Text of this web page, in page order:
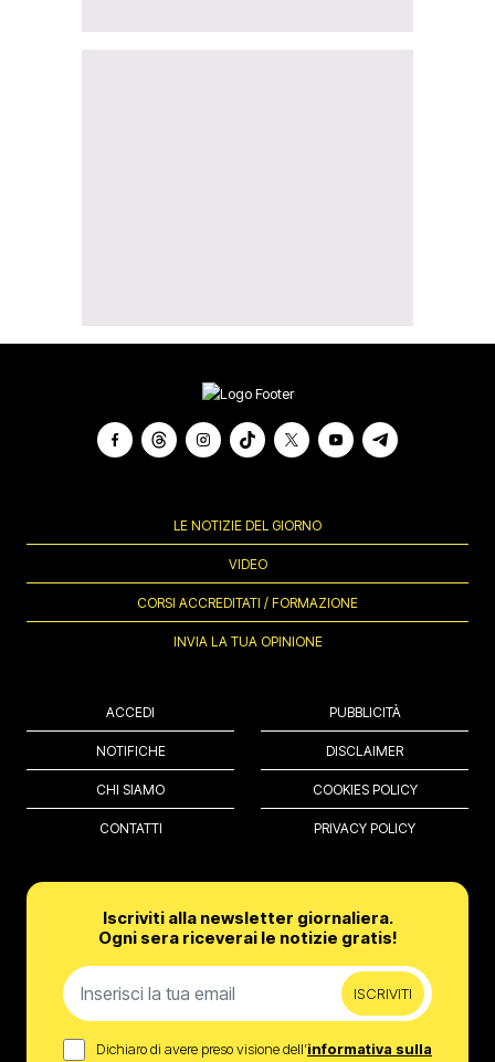
LE NOTIZIE DEL GIORNO
VIDEO
CORSI ACCREDITATI / FORMAZIONE
INVIA LA TUA OPINIONE
ACCEDI
NOTIFICHE
CHI SIAMO
CONTATTI
PUBBLICITÀ
DISCLAIMER
COOKIES POLICY
PRIVACY POLICY
Iscriviti alla newsletter giornaliera.
Ogni sera riceverai le notizie gratis!
ISCRIVITI
Dichiaro di avere preso visione dell’informativa sulla